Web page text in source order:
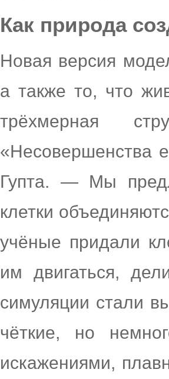
Как природа
Новая версия
а также то, что
трёхмерная
«Несовершенства
Гупта. — Мы
клетки
учёные придали
им двигаться,
симуляции стали
чёткие, но
искажениями,